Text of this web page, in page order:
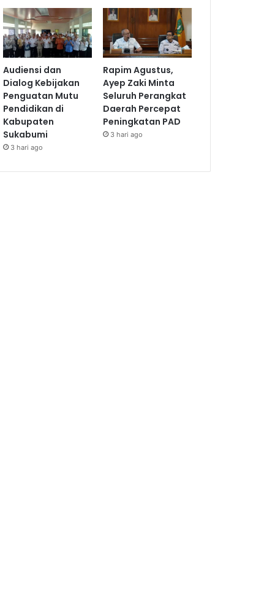
Audiensi dan
Dialog Kebijakan
Penguatan Mutu
Pendidikan di
Kabupaten
Sukabumi
3 hari ago
Rapim Agustus,
Ayep Zaki Minta
Seluruh Perangkat
Daerah Percepat
Peningkatan PAD
3 hari ago